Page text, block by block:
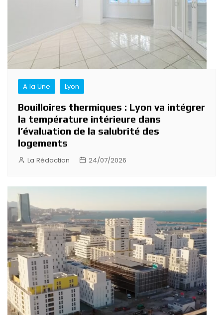
A la Une Lyon
Bouilloires thermiques : Lyon va intégrer
la température intérieure dans
l’évaluation de la salubrité des
logements
La Rédaction 24/07/2026